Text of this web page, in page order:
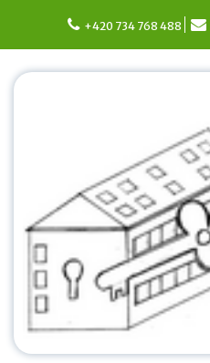
content
+420 734 768 488